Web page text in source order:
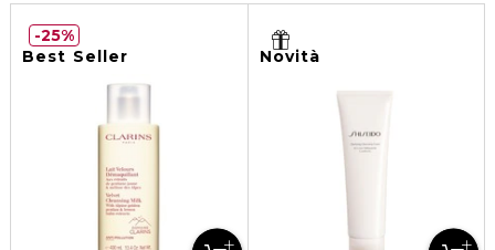
Best Seller
25%
Novità